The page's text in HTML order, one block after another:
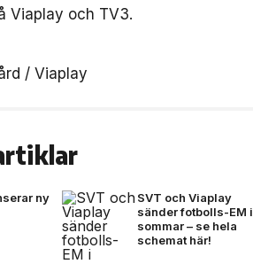
Viaplay och TV3.
/ Viaplay
ny
SVT och Viaplay
sänder fotbolls-EM i
sommar – se hela
schemat här!